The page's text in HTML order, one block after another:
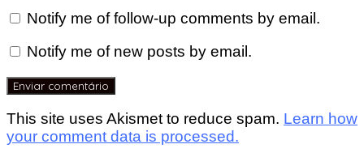
Notify me of follow-up comments by email.
Notify me of new posts by email.
This site uses Akismet to reduce spam. Learn how
your comment data is processed.